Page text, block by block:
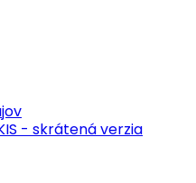
- skrátená verzia